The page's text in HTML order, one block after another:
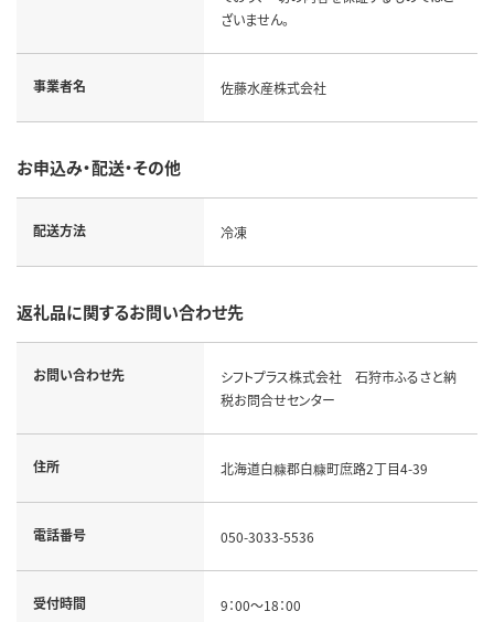
ざいません。
事業者名 佐藤水産株式会社
お申込み・配送・その他
配送方法 冷凍
返礼品に関するお問い合わせ先
お問い合わせ先
シフトプラス株式会社 石狩市ふるさと納
税お問合せセンター
住所 北海道白糠郡白糠町庶路2丁目4-39
電話番号 050-3033-5536
受付時間 9：00～18：00